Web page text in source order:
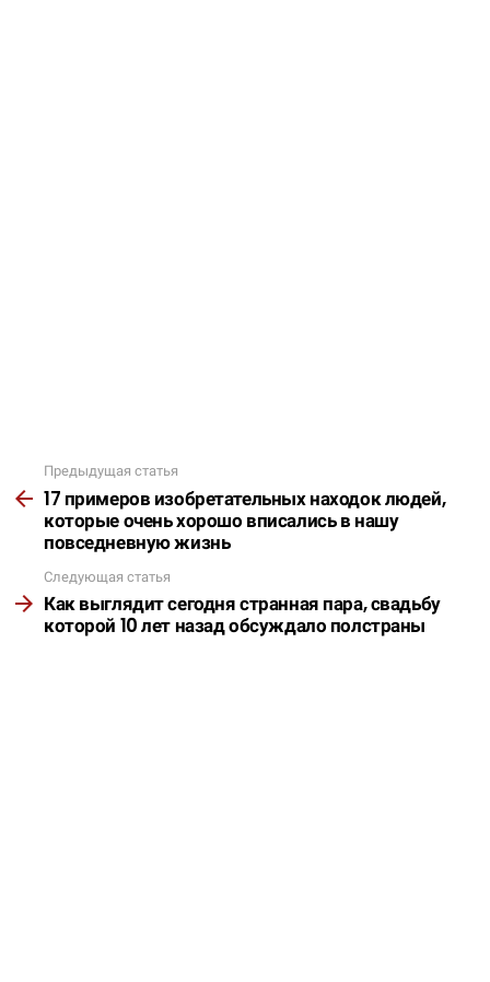
Подробнее
Предыдущая статья
17 примеров изобретательных находок людей,
которые очень хорошо вписались в нашу
повседневную жизнь
Следующая статья
Как выглядит сегодня странная пара, свадьбу
которой 10 лет назад обсуждало полстраны